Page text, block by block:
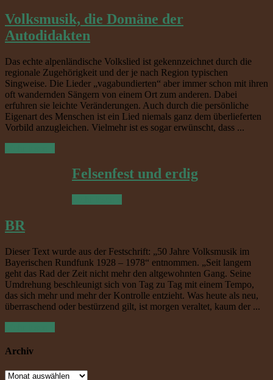
Volksmusik, die Domäne der
Autodidakten
Das echte alpenländische Volkslied ist gekennzeichnet durch die
regionale Zugehörigkeit und der je nach Region typischen
Singweise. Die Lieder „vagabundierten“ aber immer schon mit ihren
oft wandernden Sängern von einem Ort zum anderen. Dabei
erfuhren sie leichte Veränderungen. Auch durch die persönliche
Eigenart des Menschen ist ein Lied niemals ganz dem überlieferten
Vorbild anzugleichen. Vielmehr ist es sogar erwünscht, dass ...
Felsenfest und erdig
BR
Dieser Text wurde aus der Festschrift: „50 Jahre Volksmusik im
Bayerischen Rundfunk 1928 – 1978“ entnommen. „Seit langem
geht das Rad der Zeit nicht mehr den altgewohnten Gang. Seine
Umdrehung beschleunigt sich von Tag zu Tag mit einem Tempo,
das sich mehr und mehr der Kontrolle entzieht. Was heute als neu,
überraschend oder bestürzend gilt, ist morgen veraltet, kaum der ...
Archiv